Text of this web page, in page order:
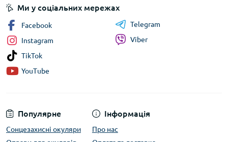
Окуляри за рецептом із оправами Ventoe
Junior
У нашій власній майстерні ми виготовимо дитячі окуляри за
антиблікові та захисні покриття від синього світла.
Популярне
Сонцезахисні окуляри
Інформація
Про нас
Ми у соціальних мережах
Facebook
Instagram
TikTok
YouTube
Telegram
Viber